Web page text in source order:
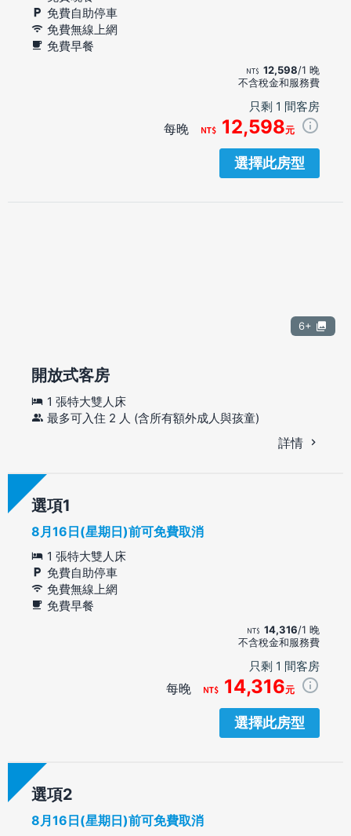
免費自助停車
免費無線上網
免費早餐
12,598/1 晚
不含稅金和服務費
只剩 1 間客房
每晚 12,598元
選擇此房型
6+
開放式客房
1 張特大雙人床
最多可入住 2 人 (含所有額外成人與孩童)
詳情
選項
8月16日(星期日)前可免費取消
1 張特大雙人床
免費自助停車
免費無線上網
免費早餐
14,316/1 晚
不含稅金和服務費
只剩 1 間客房
每晚 14,316元
選擇此房型
選項
8月16日(星期日)前可免費取消